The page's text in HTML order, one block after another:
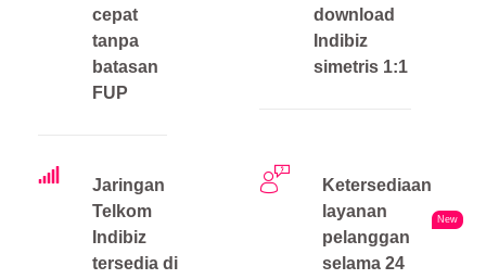
cepat
tanpa
batasan
FUP
download
Indibiz
simetris 1:1
Jaringan
Telkom
Indibiz
tersedia di
Ketersediaan
layanan
pelanggan
selama 24
New